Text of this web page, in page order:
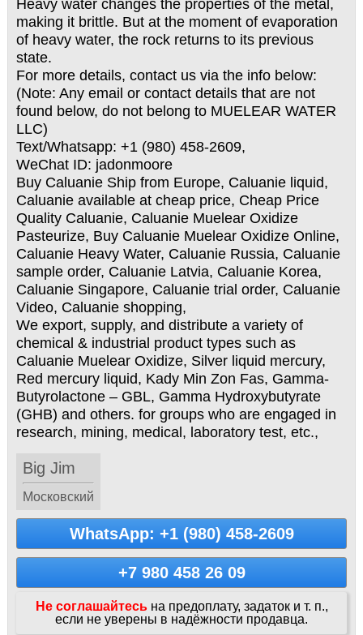
Heavy water changes the properties of the metal,
making it brittle. But at the moment of evaporation
of heavy water, the rock returns to its previous
state.
For more details, contact us via the info below:
(Note: Any email or contact details that are not
found below, do not belong to MUELEAR WATER
LLC)
Text/Whatsapp: +1 (980) 458-2609‬,
WeChat ID: jadonmoore
Buy Caluanie Ship from Europe, Caluanie liquid,
Caluanie available at cheap price, Cheap Price
Quality Caluanie, Caluanie Muelear Oxidize
Pasteurize, Buy Caluanie Muelear Oxidize Online,
Caluanie Heavy Water, Caluanie Russia, Caluanie
sample order, Caluanie Latvia, Caluanie Korea,
Caluanie Singapore, Caluanie trial order, Caluanie
Video, Caluanie shopping,
We export, supply, and distribute a variety of
chemical & industrial product types such as
Caluanie Muelear Oxidize, Silver liquid mercury,
Red mercury liquid, Kady Min Zon Fas, Gamma-
Butyrolactone – GBL, Gamma Hydroxybutyrate
(GHB) and others. for groups who are engaged in
research, mining, medical, laboratory test, etc.,
Big Jim
Московский
WhatsApp: +1 (980) 458-2609
+7 980 458 26 09
Не соглашайтесь на предоплату, задаток и т. п.,
если не уверены в надёжности продавца.